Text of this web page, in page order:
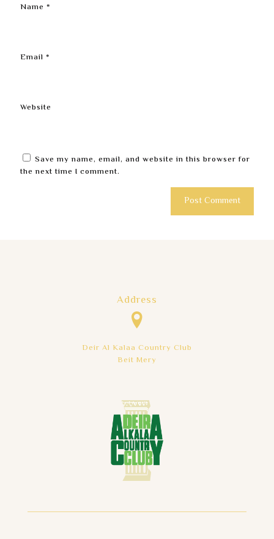
Name *
Email *
Website
Save my name, email, and website in this browser for
the next time I comment.
Address
Deir Al Kalaa Country Club
Beit Mery